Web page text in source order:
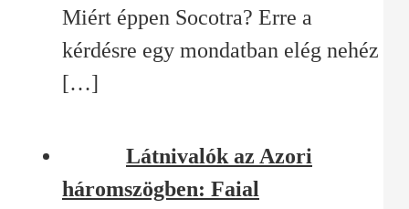
Miért éppen Socotra? Erre a
kérdésre egy mondatban elég nehéz
[…]
Látnivalók az Azori
háromszögben: Faial